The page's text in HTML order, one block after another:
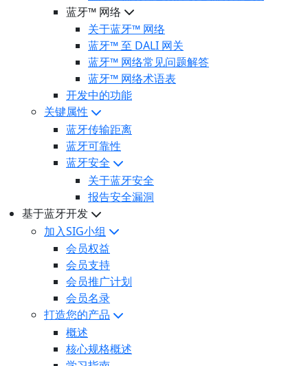
蓝牙™ 网络
关于蓝牙™ 网络
蓝牙™ 至 DALI 网关
蓝牙™ 网络常见问题解答
蓝牙™ 网络术语表
开发中的功能
关键属性
蓝牙传输距离
蓝牙可靠性
蓝牙安全
关于蓝牙安全
报告安全漏洞
基于蓝牙开发
加入SIG小组
会员权益
会员支持
会员推广计划
会员名录
打造您的产品
概述
核心规格概述